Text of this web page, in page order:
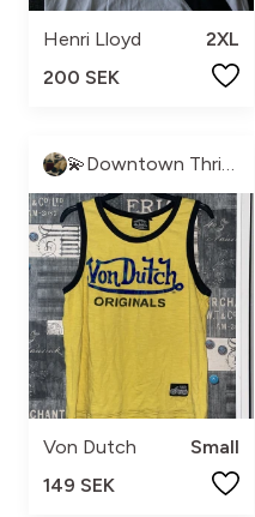
Henri Lloyd
2XL
200 SEK
💫Downtown Thrift💫
Von Dutch
Small
149 SEK